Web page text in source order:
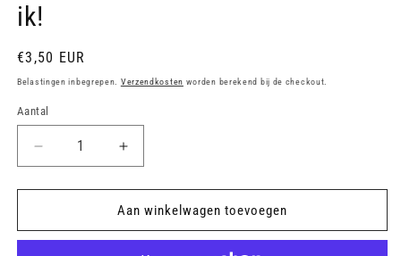
ik!
Normale
prijs
€3,50 EUR
Belastingen inbegrepen. Verzendkosten worden berekend bij de checkout.
Aantal
Aantal
verlagen
voor
MESSAGE
Aantal
verhogen
voor
ONE
MESSAGE
Aan winkelwagen toevoegen